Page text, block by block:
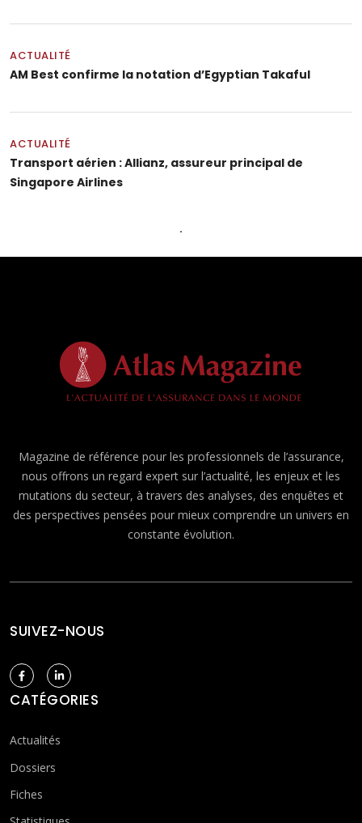
ACTUALITÉ
AM Best confirme la notation d’Egyptian Takaful
ACTUALITÉ
Transport aérien : Allianz, assureur principal de
Singapore Airlines
Magazine de référence pour les professionnels de l’assurance,
nous offrons un regard expert sur l’actualité, les enjeux et les
mutations du secteur, à travers des analyses, des enquêtes et
des perspectives pensées pour mieux comprendre un univers en
constante évolution.
SUIVEZ-NOUS
CATÉGORIES
Actualités
Dossiers
Fiches